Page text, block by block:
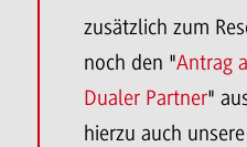
zusätzlich zum
noch den "Antrag
Dualer Partner"
hierzu auch unsere